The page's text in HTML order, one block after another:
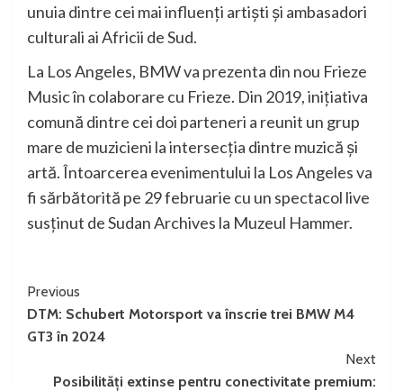
unuia dintre cei mai influenţi artişti şi ambasadori
culturali ai Africii de Sud.
La Los Angeles, BMW va prezenta din nou Frieze
Music în colaborare cu Frieze. Din 2019, iniţiativa
comună dintre cei doi parteneri a reunit un grup
mare de muzicieni la intersecţia dintre muzică şi
artă. Întoarcerea evenimentului la Los Angeles va
fi sărbătorită pe 29 februarie cu un spectacol live
susţinut de Sudan Archives la Muzeul Hammer.
Continue
Reading
Previous
DTM: Schubert Motorsport va înscrie trei BMW M4
GT3 în 2024
Next
Posibilităţi extinse pentru conectivitate premium: